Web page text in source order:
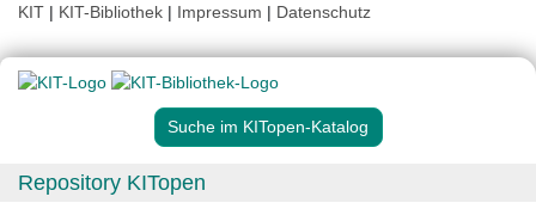
KIT | KIT-Bibliothek | Impressum | Datenschutz
Suche im KITopen-Katalog
Repository KITopen